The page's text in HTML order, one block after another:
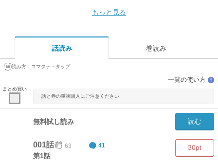
もっと見る
話読み 巻読み
読み方： コマタテ・タップ
まとめ買い
一覧の使い方 ？
話と巻の重複購入にご注意ください
無料試し読み 読む
001話 63 41
第1話
30pt